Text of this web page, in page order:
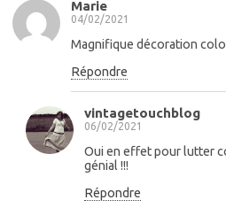
Marie
04/02/2021
Magnifique décoration
Répondre
vintagetouchblog
06/02/2021
Oui en effet pour lutter
génial !!!
Répondre